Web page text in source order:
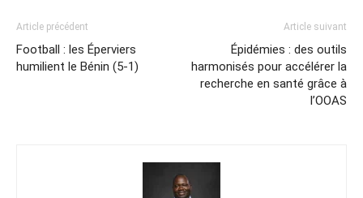
Article précédent
Football : les Éperviers
humilient le Bénin (5-1)
Article suivant
Épidémies : des outils
harmonisés pour accélérer la
recherche en santé grâce à
l’OOAS